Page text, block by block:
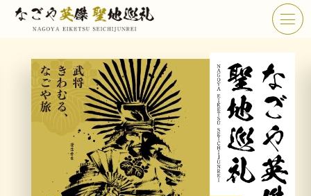
TOP
お知らせ
なごや英傑 聖地巡礼とは
なごや英傑 史跡 一覧